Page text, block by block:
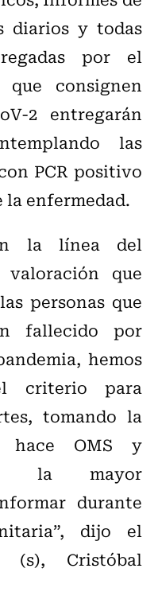
diarios y todas
por el
consignen
2 entregarán
las
PCR positivo
la enfermedad.
la línea del
que
personas que
fallecido por
hemos
criterio para
tomando la
hace OMS y
la mayor
durante
dijo el
(s), Cristóbal